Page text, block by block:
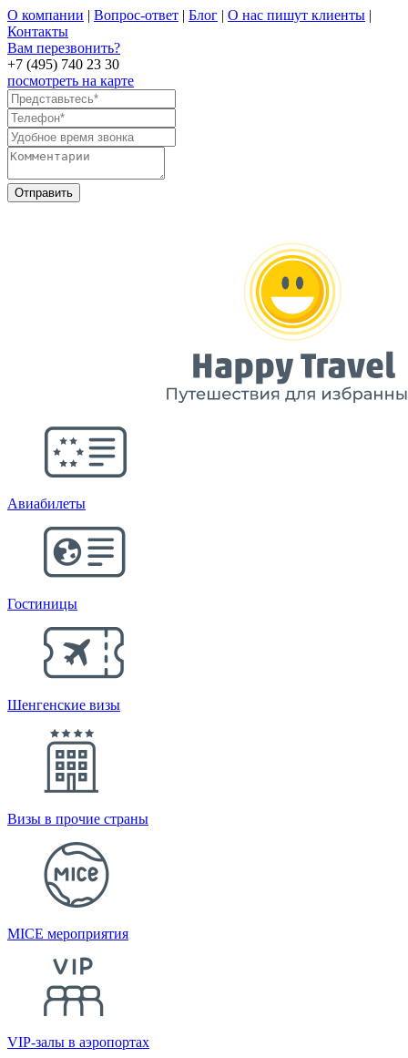
О компании | Вопрос-ответ | Блог | О нас пишут клиенты |
Контакты
Вам перезвонить?
+7 (495) 740 23 30
посмотреть на карте
Авиабилеты
Гостиницы
Шенгенские визы
Визы в прочие страны
MICE мероприятия
VIP-залы в аэропортах